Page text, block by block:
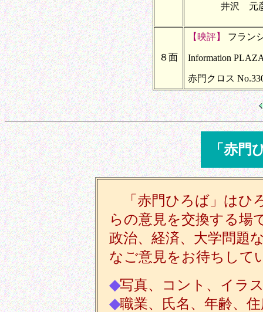
井沢 元
８面
【映評】 フラン
Information
赤門クロス
「赤門
「赤門ひろば」はひ
らの意見を交換する場
政治、経済、大学問題
なご意見をお待ちして
◆写真、コント、イラ
◆職業、氏名、年齢、